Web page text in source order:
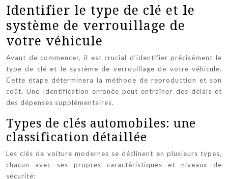
Identifier le type de clé et le
système de verrouillage de
votre véhicule
Avant de commencer, il est crucial d’identifier précisément le
type de clé et le système de verrouillage de votre véhicule.
Cette étape déterminera la méthode de reproduction et son
coût. Une identification erronée peut entraîner des délais et
des dépenses supplémentaires.
Types de clés automobiles: une
classification détaillée
Les clés de voiture modernes se déclinent en plusieurs types,
chacun avec ses propres caractéristiques et niveaux de
sécurité: